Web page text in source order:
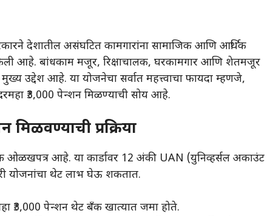
देशातील असंघटित कामगारांना सामाजिक आणि आर्थिक
केली आहे. बांधकाम मजूर, रिक्षाचालक, घरकामगार आणि शेतमजूर
उद्देश आहे. या योजनेचा सर्वात महत्त्वाचा फायदा म्हणजे,
दरमहा ₹3,000 पेन्शन मिळण्याची सोय आहे.
प्रक्रिया
ओळखपत्र आहे. या कार्डावर 12 अंकी UAN (युनिव्हर्सल अकाउंट
योजनांचा थेट लाभ घेऊ शकतात.
₹3,000 पेन्शन थेट बँक खात्यात जमा होते.